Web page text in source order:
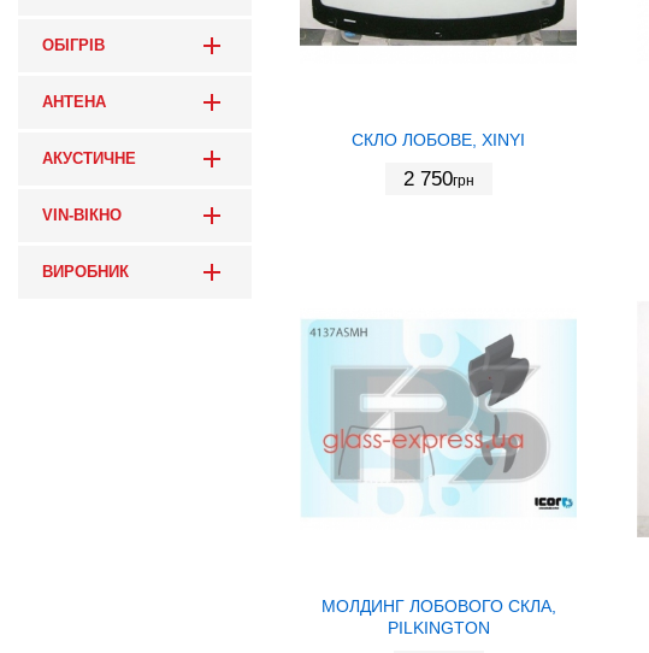
ОБІГРІВ
АНТЕНА
АКУСТИЧНЕ
VIN-ВІКНО
ВИРОБНИК
СКЛО ЛОБОВЕ, XINYI
2 750грн
МОЛДИНГ ЛОБОВОГО СКЛА,
PILKINGTON